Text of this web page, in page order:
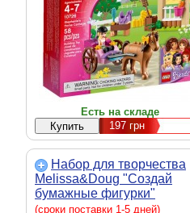
Есть на складе
197грн
Набор для творчества
Melissa&Doug "Создай
бумажные фигурки"
(MD4231)
(сроки поставки 1-5 дней)